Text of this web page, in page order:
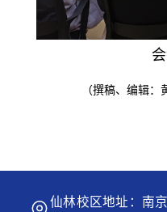
（撰稿、编辑：
仙林校区地址：南